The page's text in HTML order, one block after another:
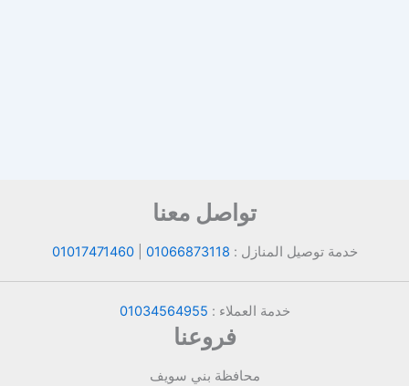
تواصل معنا
خدمة توصيل المنازل : 01066873118
|
01017471460
خدمة العملاء : 01034564955
فروعنا
محافظة بني سويف